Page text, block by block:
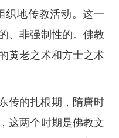
织地传教活动。这一
、非强制性的。佛教
黄老之术和方士之术
传的扎根期，隋唐时
这两个时期是佛教文